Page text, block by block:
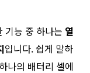
기능 중 하나는 열
입니다. 쉽게 말하
나의 배터리 셀에